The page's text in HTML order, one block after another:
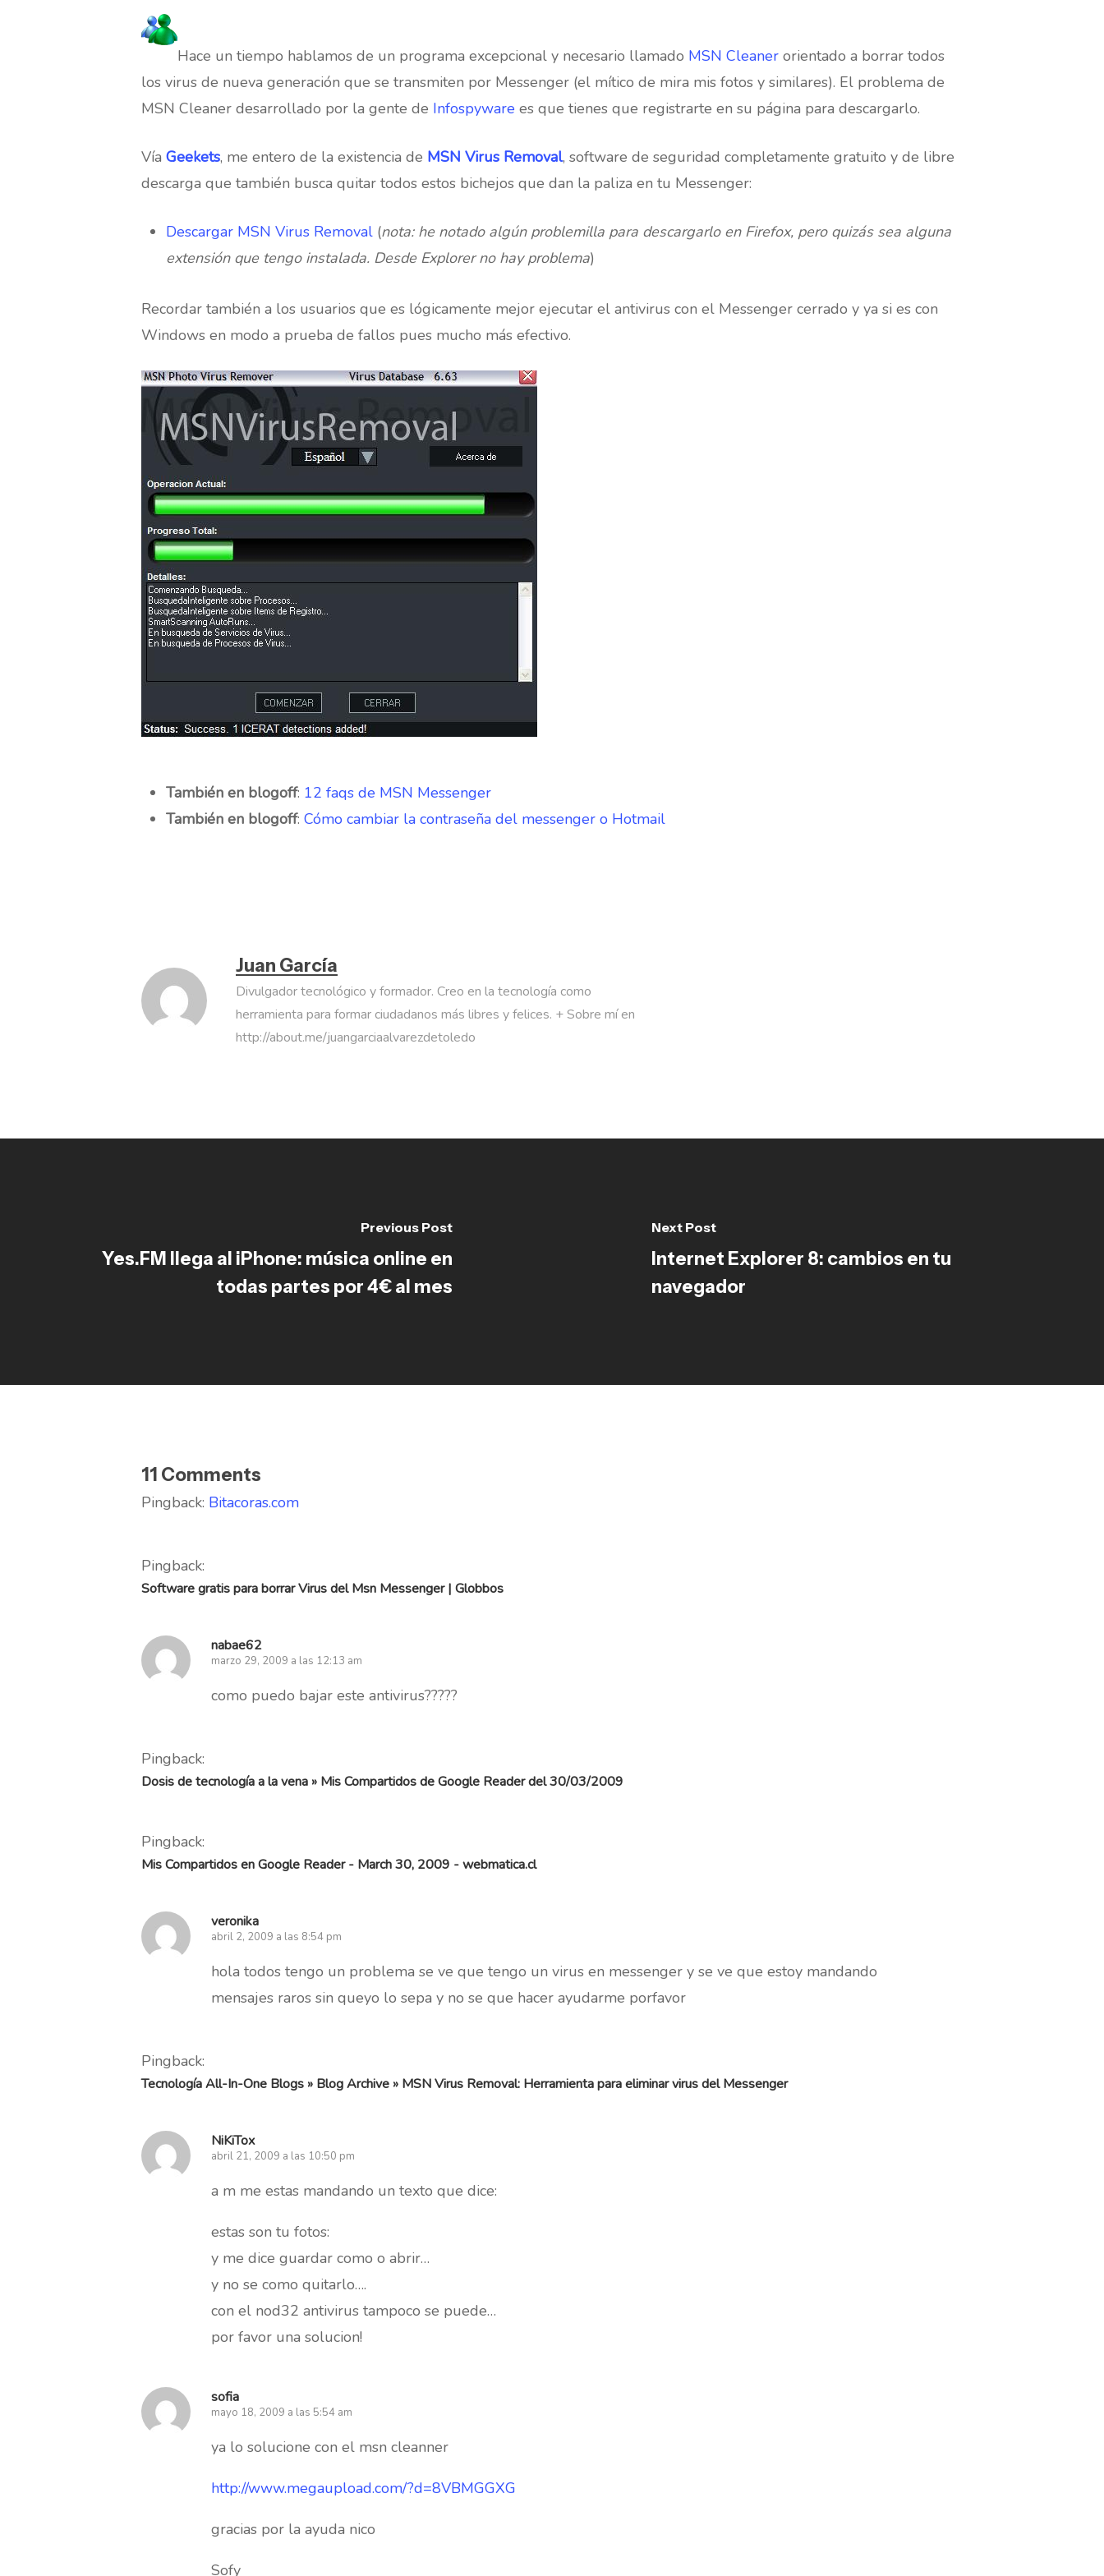
Hit enter to search or ESC to close
Hace un tiempo hablamos de un programa excepcional y necesario llamado MSN Cleaner orientado a borrar todos
los virus de nueva generación que se transmiten por Messenger (el mítico de mira mis fotos y similares). El problema de
MSN Cleaner desarrollado por la gente de Infospyware es que tienes que registrarte en su página para descargarlo.
Vía Geekets, me entero de la existencia de MSN Virus Removal, software de seguridad completamente gratuito y de libre
descarga que también busca quitar todos estos bichejos que dan la paliza en tu Messenger:
Descargar MSN Virus Removal (nota: he notado algún problemilla para descargarlo en Firefox, pero quizás sea alguna
extensión que tengo instalada. Desde Explorer no hay problema)
Recordar también a los usuarios que es lógicamente mejor ejecutar el antivirus con el Messenger cerrado y ya si es con
Windows en modo a prueba de fallos pues mucho más efectivo.
También en blogoff: 12 faqs de MSN Messenger
También en blogoff: Cómo cambiar la contraseña del messenger o Hotmail
Juan García
Divulgador tecnológico y formador. Creo en la tecnología como
herramienta para formar ciudadanos más libres y felices. + Sobre mí en
http://about.me/juangarciaalvarezdetoledo
Previous Post
Yes.FM llega al iPhone: música online en
todas partes por 4€ al mes
Next Post
Internet Explorer 8: cambios en tu
navegador
11 Comments
Pingback: Bitacoras.com
Pingback:
Software gratis para borrar Virus del Msn Messenger | Globbos
nabae62
marzo 29, 2009 a las 12:13 am
como puedo bajar este antivirus?????
Pingback:
Dosis de tecnología a la vena » Mis Compartidos de Google Reader del 30/03/2009
Pingback:
Mis Compartidos en Google Reader - March 30, 2009 - webmatica.cl
veronika
abril 2, 2009 a las 8:54 pm
hola todos tengo un problema se ve que tengo un virus en messenger y se ve que estoy mandando
mensajes raros sin queyo lo sepa y no se que hacer ayudarme porfavor
Pingback:
Tecnología All-In-One Blogs » Blog Archive » MSN Virus Removal: Herramienta para eliminar virus del Messenger
NiKiTox
abril 21, 2009 a las 10:50 pm
a m me estas mandando un texto que dice:
estas son tu fotos:
y me dice guardar como o abrir…
y no se como quitarlo….
con el nod32 antivirus tampoco se puede…
por favor una solucion!
sofia
mayo 18, 2009 a las 5:54 am
ya lo solucione con el msn cleanner
http://www.megaupload.com/?d=8VBMGGXG
gracias por la ayuda nico
Sofy